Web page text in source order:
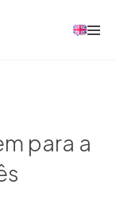
para a